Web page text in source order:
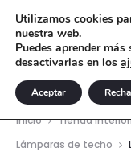
Inicio Tienda
Lámparas de techo
Utilizamos cookies
nuestra web.
Puedes aprender
desactivarlas en los
Aceptar